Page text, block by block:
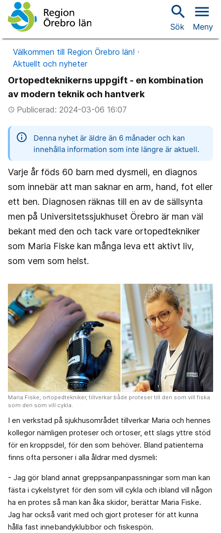
search
Sök
menu
Meny
Välkommen till Region Örebro län!
Aktuellt och nyheter
Ortopedteknikerns uppgift - en kombination
av modern teknik och hantverk
access_timePublicerad: 2024-03-06 16:07
information
Denna nyhet är äldre än 6 månader och kan
innehålla information som inte längre är aktuell.
Varje år föds 60 barn med dysmeli, en diagnos
som innebär att man saknar en arm, hand, fot eller
ett ben. Diagnosen räknas till en av de sällsynta
men på Universitetssjukhuset Örebro är man väl
bekant med den och tack vare ortopedtekniker
som Maria Fiske kan många leva ett aktivt liv,
som vem som helst.
Maria Fiske, ortopedtekniker, tillverkar både proteser till den som vill fiska
som den som vill cykla.
I en verkstad på sjukhusområdet tillverkar Maria och hennes
kollegor nämligen proteser och ortoser, ett slags yttre stöd
för en kroppsdel, för den som behöver. Bland patienterna
finns ofta personer i alla åldrar med dysmeli:
- Jag gör bland annat greppsanpanpassningar som man kan
fästa i cykelstyret för den som vill cykla och ibland vill någon
ha en protes så man kan åka skidor, berättar Maria Fiske.
Jag har också varit med och gjort proteser för att kunna
hålla fast innebandyklubbor och fiskespön.